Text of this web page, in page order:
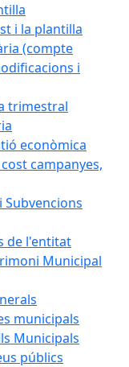
i la plantilla
(compte
i
trimestral
econòmica
campanyes,
de l'entitat
Municipal
municipals
Municipals
públics